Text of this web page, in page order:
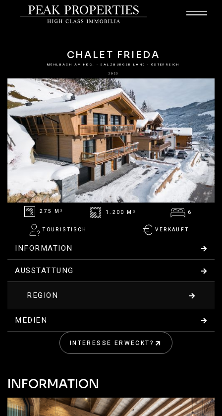
CHALET FRIEDA
MÜHLBACH AM HKG. - SALZBURGER LAND - ÖSTERREICH
2023
275 M² 1.200 M² 6
TOURISTISCH VERKAUFT
INFORMATION
AUSSTATTUNG
REGION
MEDIEN
INTERESSE ERWECKT?
INFORMATION